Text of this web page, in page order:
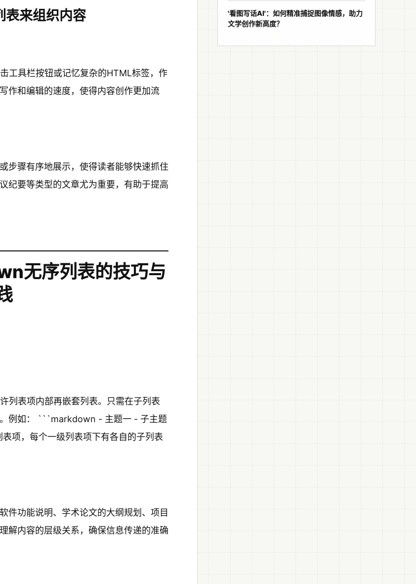
来组织内容
工具栏按钮或记忆复杂的HTML标签，作
作和编辑的速度，使得内容创作更加流
步骤有序地展示，使得读者能够快速抓住
纪要等类型的文章尤为重要，有助于提高
无序列表的技巧与
列表项内部再嵌套列表。只需在子列表
例如： ```markdown - 主题一 - 子主题
项，每个一级列表项下有各自的子列表
件功能说明、学术论文的大纲规划、项目
解内容的层级关系，确保信息传递的准确
'看图写话AI'：如何精准捕捉图像情感，助力
文学创作新高度？